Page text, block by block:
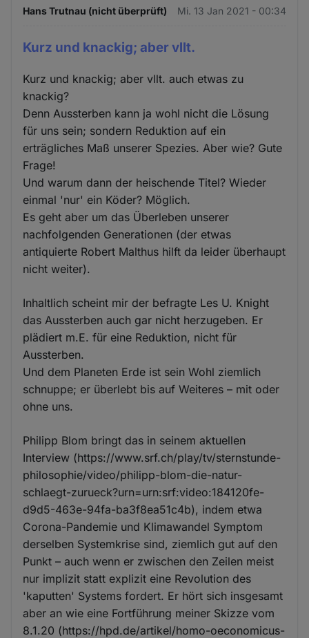
Hans Trutnau (nicht überprüft) Mi. 13 Jan 2021 - 00:34
Kurz und knackig; aber vllt.
Kurz und knackig; aber vllt. auch etwas zu
knackig?
Denn Aussterben kann ja wohl nicht die Lösung
für uns sein; sondern Reduktion auf ein
erträgliches Maß unserer Spezies. Aber wie? Gute
Frage!
Und warum dann der heischende Titel? Wieder
einmal 'nur' ein Köder? Möglich.
Es geht aber um das Überleben unserer
nachfolgenden Generationen (der etwas
antiquierte Robert Malthus hilft da leider überhaupt
nicht weiter).
Inhaltlich scheint mir der befragte Les U. Knight
das Aussterben auch gar nicht herzugeben. Er
plädiert m.E. für eine Reduktion, nicht für
Aussterben.
Und dem Planeten Erde ist sein Wohl ziemlich
schnuppe; er überlebt bis auf Weiteres – mit oder
ohne uns.
Philipp Blom bringt das in seinem aktuellen
Interview (https://www.srf.ch/play/tv/sternstunde-
philosophie/video/philipp-blom-die-natur-
schlaegt-zurueck?urn=urn:srf:video:184120fe-
d9d5-463e-94fa-ba3f8ea51c4b), indem etwa
Corona-Pandemie und Klimawandel Symptom
derselben Systemkrise sind, ziemlich gut auf den
Punkt – auch wenn er zwischen den Zeilen meist
nur implizit statt explizit eine Revolution des
'kaputten' Systems fordert. Er hört sich insgesamt
aber an wie eine Fortführung meiner Skizze vom
8.1.20 (https://hpd.de/artikel/homo-oeconomicus-